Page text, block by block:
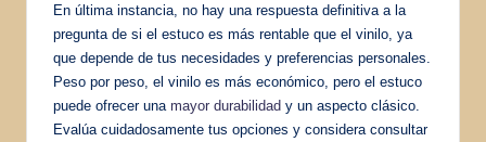
En última instancia, no hay una respuesta definitiva a la
pregunta de si el estuco es más rentable que el vinilo, ya
que depende de tus necesidades y preferencias personales.
Peso por peso, el vinilo es más económico, pero el estuco
puede ofrecer una mayor durabilidad y un aspecto clásico.
Evalúa cuidadosamente tus opciones y considera consultar